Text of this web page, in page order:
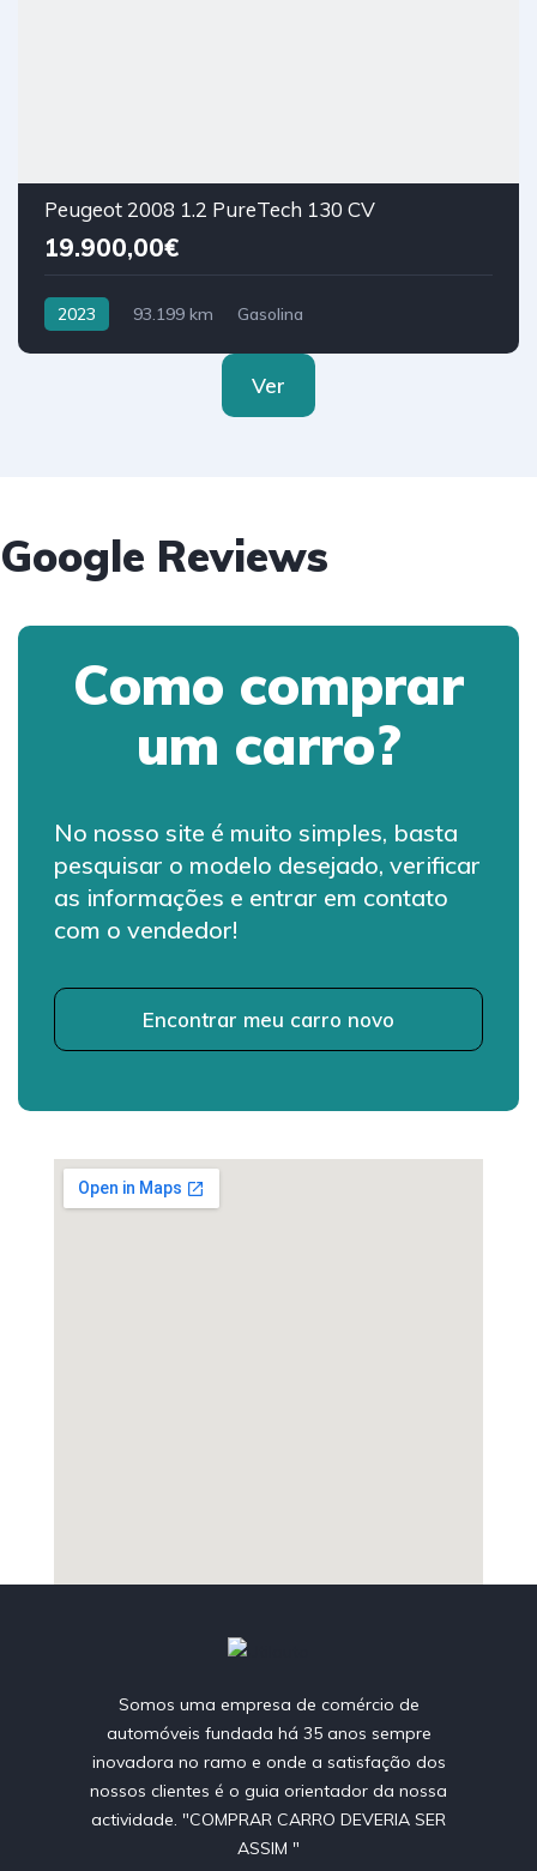
Peugeot 2008 1.2 PureTech 130 CV
19.900,00€
2023 93.199 km Gasolina
Ver
Google Reviews
Como comprar
um carro?
No nosso site é muito simples, basta
pesquisar o modelo desejado, verificar
as informações e entrar em contato
com o vendedor!
Encontrar meu carro novo
Somos uma empresa de comércio de
automóveis fundada há 35 anos sempre
inovadora no ramo e onde a satisfação dos
nossos clientes é o guia orientador da nossa
actividade. "COMPRAR CARRO DEVERIA SER
ASSIM "